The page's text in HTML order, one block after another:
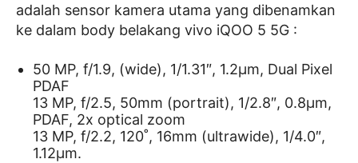
adalah sensor kamera utama yang dibenamkan
ke dalam body belakang vivo iQOO 5 5G :
50 MP, f/1.9, (wide), 1/1.31″, 1.2µm, Dual Pixel
PDAF
13 MP, f/2.5, 50mm (portrait), 1/2.8″, 0.8µm,
PDAF, 2x optical zoom
13 MP, f/2.2, 120˚, 16mm (ultrawide), 1/4.0″,
1.12µm.